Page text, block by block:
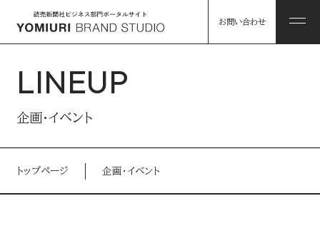
ABOUT
私たちについて トップ
HINTS
お問い合わせ
LINEUP
企画・イベント
トップページ 企画・イベント